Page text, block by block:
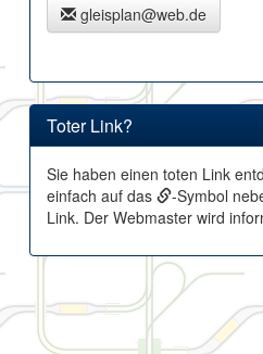
gleisplan@web.de
Toter Link?
Sie haben einen toten Link
einfach auf das
-Symbol
Link. Der Webmaster wird